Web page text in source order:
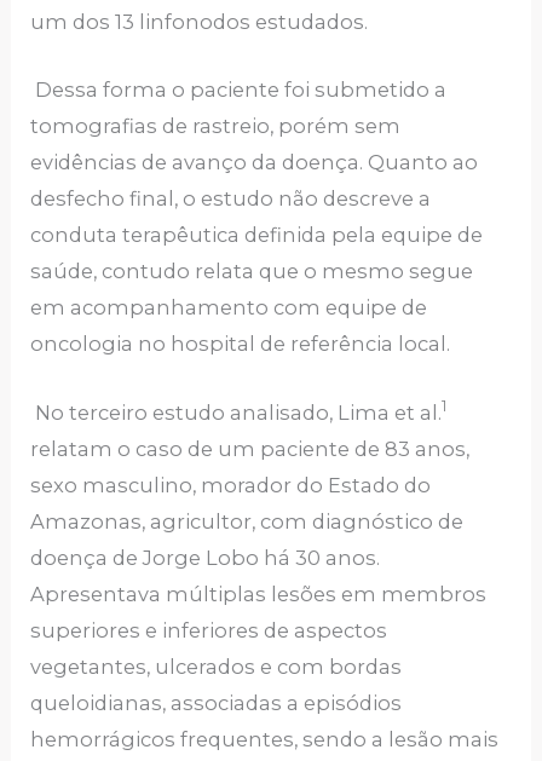
um dos 13 linfonodos estudados.
Dessa forma o paciente foi submetido a
tomografias de rastreio, porém sem
evidências de avanço da doença. Quanto ao
desfecho final, o estudo não descreve a
conduta terapêutica definida pela equipe de
saúde, contudo relata que o mesmo segue
em acompanhamento com equipe de
oncologia no hospital de referência local.
No terceiro estudo analisado, Lima et al.1
relatam o caso de um paciente de 83 anos,
sexo masculino, morador do Estado do
Amazonas, agricultor, com diagnóstico de
doença de Jorge Lobo há 30 anos.
Apresentava múltiplas lesões em membros
superiores e inferiores de aspectos
vegetantes, ulcerados e com bordas
queloidianas, associadas a episódios
hemorrágicos frequentes, sendo a lesão mais